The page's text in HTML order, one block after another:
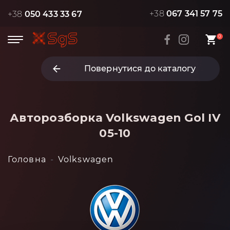
+38 050 433 33 67 +38 067 341 57 75
0
Повернутися до каталогу
Авторозборка Volkswagen Gol IV
05-10
Головна Volkswagen